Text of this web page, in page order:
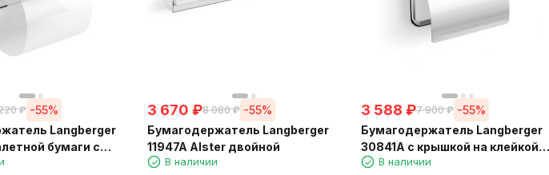
₽ -55%
Langberger
бумаги с
3 670 ₽8 080 ₽ -55%
Бумагодержатель Langberger
11947A Alster двойной
В наличии
3 588 ₽7 900 ₽ -55%
Бумагодержатель Langberger
30841A с крышкой на клейкой
основе 3М
В наличии